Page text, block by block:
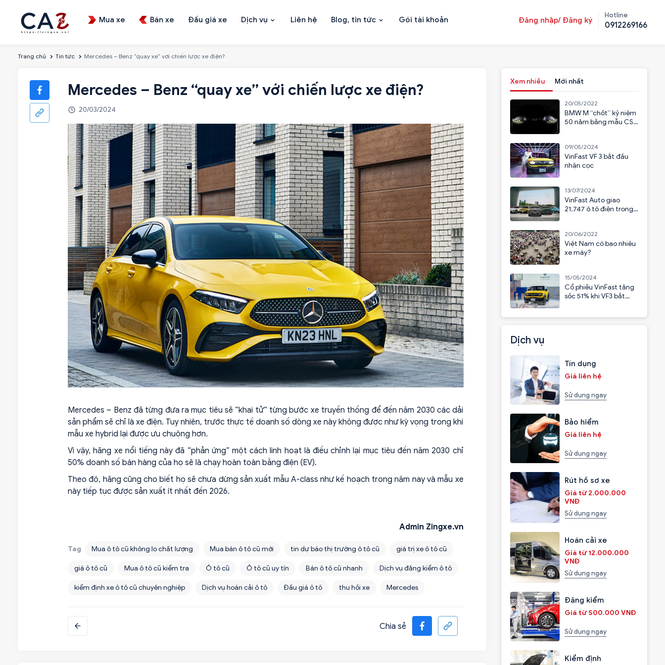
Mua xe Bán xe Đấu giá xe Dịch vụ Liên hệ Blog, tin tức Gói tài khoản Đăng nhập/ Đăng ký
Hotline
0912269166
Trang chủ Tin tức Mercedes – Benz “quay xe” với chiến lược xe điện?
Mercedes – Benz “quay xe” với chiến lược xe điện?
20/03/2024
Mercedes – Benz đã từng đưa ra mục tiêu sẽ “khai tử” từng bước xe truyền thống để đến năm 2030 các dải
sản phẩm sẽ chỉ là xe điện. Tuy nhiên, trước thực tế doanh số dòng xe này không được như kỳ vọng trong khi
mẫu xe hybrid lại được ưu chuộng hơn.
Vì vậy, hãng xe nổi tiếng này đã “phản ứng” một cách linh hoạt là điều chỉnh lại mục tiêu đến năm 2030 chỉ
50% doanh số bán hàng của họ sẽ là chạy hoàn toàn bằng điện (EV).
Theo đó, hãng cũng cho biết họ sẽ chưa dừng sản xuất mẫu A-class như kế hoạch trong năm nay và mẫu xe
này tiếp tục được sản xuất ít nhất đến 2026.
Admin Zingxe.vn
Tag Mua ô tô cũ không lo chất lượng Mua bán ô tô cũ mới tin dự báo thị trường ô tô cũ giá trị xe ô tô cũ
giá ô tô cũ Mua ô tô cũ kiểm tra Ô tô cũ Ô tô cũ uy tín Bán ô tô cũ nhanh Dịch vụ đăng kiểm ô tô
kiểm định xe ô tô cũ chuyên nghiệp Dịch vụ hoán cải ô tô Đấu giá ô tô thu hồi xe Mercedes
Chia sẻ
Xem nhiều Mới nhất
20/05/2022
BMW M “chốt” kỷ niệm
50 năm bằng mẫu CSL
09/05/2024
VinFast VF 3 bắt đầu
nhận cọc
13/07/2024
VinFast Auto giao
21.747 ô tô điện trong
20/06/2022
Việt Nam có bao nhiêu
xe máy?
15/05/2024
Cổ phiếu VinFast tăng
sốc 51% khi VF3 bắt
Dịch vụ
Tín dụng
Giá liên hệ
Sử dụng ngay
Bảo hiểm
Giá liên hệ
Sử dụng ngay
Rút hồ sơ xe
Giá từ 2.000.000
VNĐ
Sử dụng ngay
Hoán cải xe
Giá từ 12.000.000
VNĐ
Sử dụng ngay
Đăng kiểm
Giá từ 500.000 VNĐ
Sử dụng ngay
Kiểm định